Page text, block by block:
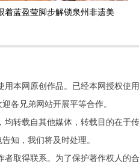
着蓝盈莹脚步解锁泉州非遗美
本网原创作品。已经本网授权使
各兄弟网站开展平等合作。
转载自其他媒体，转载目的在于
知，我们将及时处理。
取得联系。为了保护著作权人的